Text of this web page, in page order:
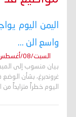
اليمن اليوم
واسع الن ...
السبت/08/أغسطس/2026 - 12:10 ص
بيان منسوب إلى
اليوم خطراً متزايداً من